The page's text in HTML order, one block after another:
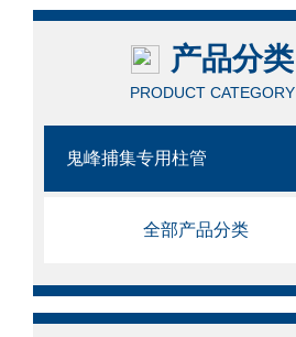
产品分类
PRODUCT CATEGORY
鬼峰捕集专用柱管
全部产品分类